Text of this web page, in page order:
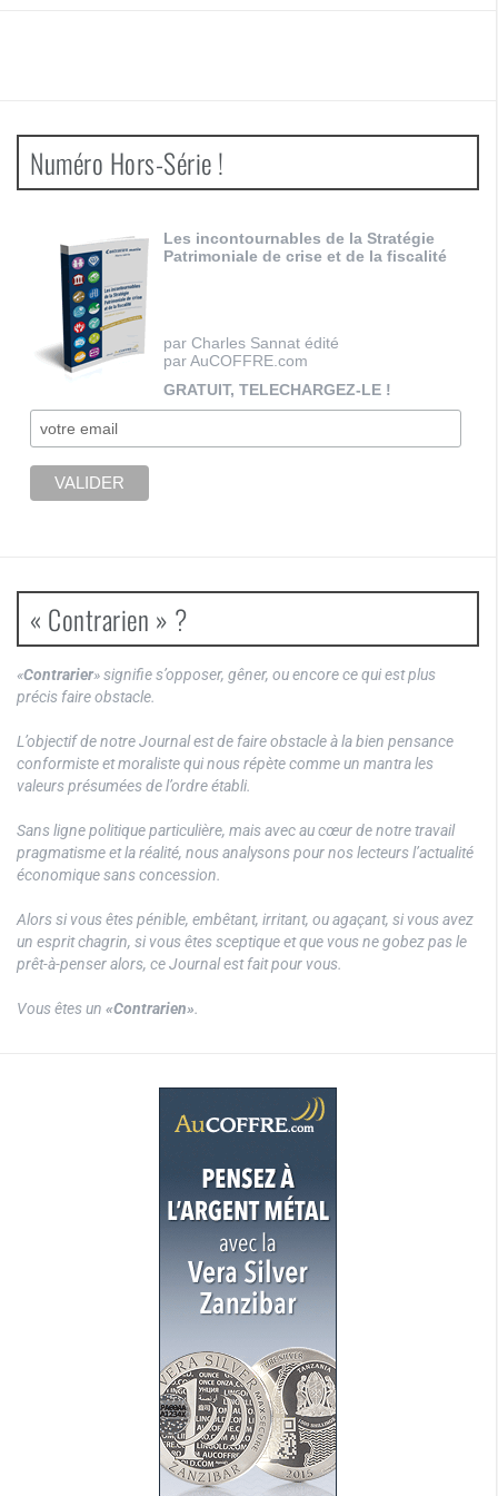
Numéro Hors-Série !
Les incontournables de la Stratégie
Patrimoniale de crise et de la fiscalité
par Charles Sannat édité
par AuCOFFRE.com
GRATUIT, TELECHARGEZ-LE !
« Contrarien » ?
«Contrarier» signifie s’opposer, gêner, ou encore ce qui est plus
précis faire obstacle.
L’objectif de notre Journal est de faire obstacle à la bien pensance
conformiste et moraliste qui nous répète comme un mantra les
valeurs présumées de l’ordre établi.
Sans ligne politique particulière, mais avec au cœur de notre travail
pragmatisme et la réalité, nous analysons pour nos lecteurs l’actualité
économique sans concession.
Alors si vous êtes pénible, embêtant, irritant, ou agaçant, si vous avez
un esprit chagrin, si vous êtes sceptique et que vous ne gobez pas le
prêt-à-penser alors, ce Journal est fait pour vous.
Vous êtes un «Contrarien».